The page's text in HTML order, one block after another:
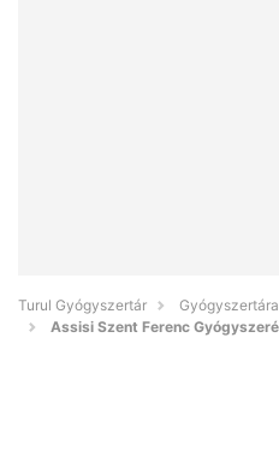
Turul Gyógyszertár
Assisi Szent Ferenc